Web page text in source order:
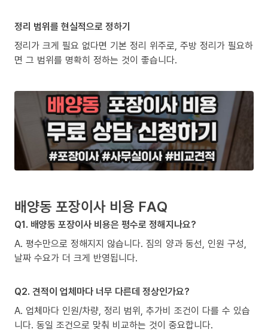
정리 범위를 현실적으로 정하기
정리가 크게 필요 없다면 기본 정리 위주로, 주방 정리가 필요하
면 그 범위를 명확히 정하는 것이 좋습니다.
배양동 포장이사 비용 FAQ
Q1. 배양동 포장이사 비용은 평수로 정해지나요?
A. 평수만으로 정해지지 않습니다. 짐의 양과 동선, 인원 구성,
날짜 수요가 더 크게 반영됩니다.
Q2. 견적이 업체마다 너무 다른데 정상인가요?
A. 업체마다 인원/차량, 정리 범위, 추가비 조건이 다를 수 있습
니다. 동일 조건으로 맞춰 비교하는 것이 중요합니다.